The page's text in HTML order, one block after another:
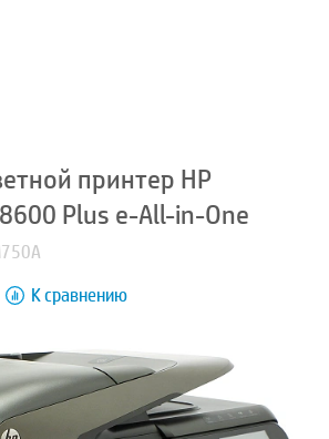
принтер HP
Plus e-All-in-One
К сравнению